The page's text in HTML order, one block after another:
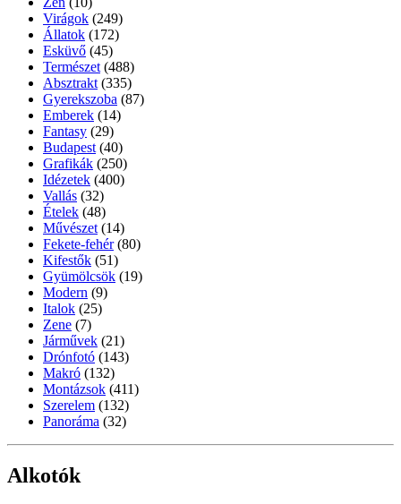
Virágok (249)
Állatok (172)
Esküvő (45)
Természet (488)
Absztrakt (335)
Gyerekszoba (87)
Emberek (14)
Fantasy (29)
Budapest (40)
Grafikák (250)
Idézetek (400)
Vallás (32)
Ételek (48)
Művészet (14)
Fekete-fehér (80)
Kifestők (51)
Gyümölcsök (19)
Modern (9)
Italok (25)
Zene (7)
Járművek (21)
Drónfotó (143)
Makró (132)
Montázsok (411)
Szerelem (132)
Panoráma (32)
Alkotók